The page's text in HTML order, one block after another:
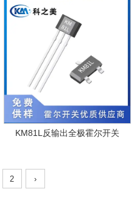
KM81L反输出全极霍尔开关
2 ›